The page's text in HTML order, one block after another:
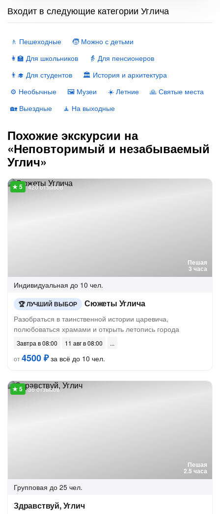
Входит в следующие категории Углича
🚶 Пешеходные
🧒 Можно с детьми
👩‍🏫 Для школьников
👵 Для пенсионеров
👨‍🎓 Для студентов
🏛 История и архитектура
⚙️ Необычные
🖼 Музеи ☀️ Летние
🙏 Святые места
🏡 Выездные
🧘 На выходные
Похожие экскурсии на
«Неповторимый и незабываемый
Углич»
Пешая
3 часа
420 отзывов
Индивидуальная до 10 чел.
ЛУЧШИЙ ВЫБОР Сюжеты Углича
Разобраться в таинственной истории царевича,
полюбоваться храмами и открыть летопись города
Завтра в 08:00
11 авг в 08:00
от4500 ₽за всё до 10 чел.
Пешая
2.5 часа
36 отзывов
Групповая до 25 чел.
Здравствуй, Углич